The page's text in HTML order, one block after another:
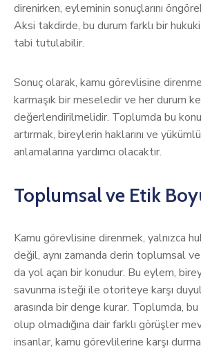
direnirken, eyleminin sonuçlarını
Aksi takdirde, bu durum farklı bir
tabi tutulabilir.
Sonuç olarak, kamu görevlisine
karmaşık bir meseledir ve her durum
değerlendirilmelidir. Toplumda bu
artırmak, bireylerin haklarını ve
anlamalarına yardımcı olacaktır.
Toplumsal ve Etik
Kamu görevlisine direnmek, yalnızca
değil, aynı zamanda derin toplumsal
da yol açan bir konudur. Bu eylem,
savunma isteği ile otoriteye karşı
arasında bir denge kurar. Toplumda,
olup olmadığına dair farklı görüşler
insanlar, kamu görevlilerine karşı